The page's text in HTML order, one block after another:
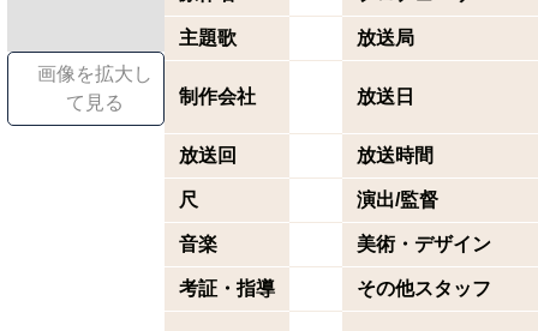
画像を拡大し
て見る
主題歌 放送局
制作会社 放送日
放送回 放送時間
尺 演出/監督
音楽 美術・デザイン
考証・指導 その他スタッフ